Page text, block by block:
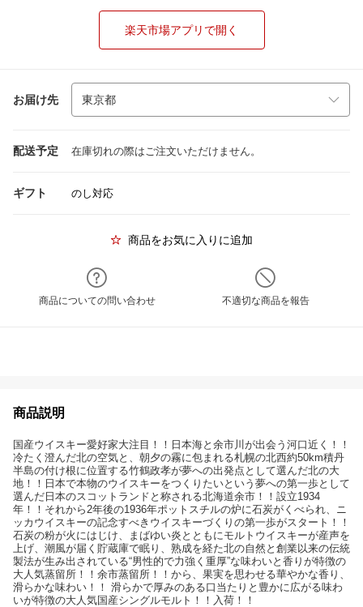
楽天市場アプリで開く
お届け先
配送予定 在庫切れの際はご注文いただけません。
ギフト のし対応
商品をお気に入りに追加
商品についての問い合わせ 不適切な商品を報告
商品説明
国産ウイスキー愛好家大注目！！日本海と余市川が出会う河口近く！！
冷たく澄んだ北の空気と、朝夕の霧に包まれる札幌の北西約50km積丹
半島の付け根に位置する竹鶴政孝が夢への出発点として選んだ北の大
地！！日本で本物のウイスキーをつくりたいという夢への第一歩として
選んだ日本のスコットランドと称される北海道余市！！設立1934
年！！それから2年後の1936年ポットスチルの炉に石炭がくべられ、ニ
ッカウイスキーの記念すべきウイスキーづくりの第一歩がスタート！！
石炭の粉が火にはじけ、まばゆい炎とともにモルトウイスキーが産声を
上げ、潮風が届く貯蔵庫で眠り、熟成を経た北の自然と創業以来の伝統
製法が生み出されている“男性的で力強く重厚”な味わいと香りが特徴の
大人気蒸留所！！余市蒸留所！！から、果実を思わせる華やかな香り、
滑らかな味わい！！ 滑らかで厚みのある口当たりと豊かに広がる味わ
いが特徴の大人気国産シングルモルト！！入荷！！